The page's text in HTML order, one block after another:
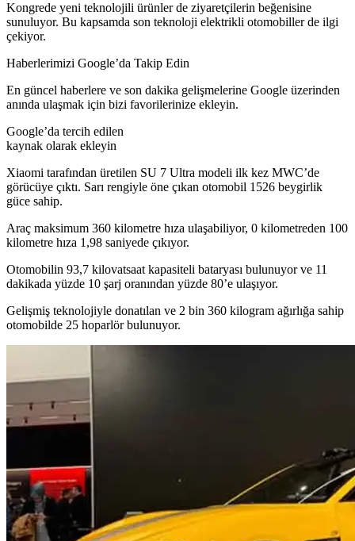
Kongrede yeni teknolojili ürünler de ziyaretçilerin beğenisine
sunuluyor. Bu kapsamda son teknoloji elektrikli otomobiller de ilgi
çekiyor.
Haberlerimizi Google’da Takip Edin
En güncel haberlere ve son dakika gelişmelerine Google üzerinden
anında ulaşmak için bizi favorilerinize ekleyin.
Google’da tercih edilen
kaynak olarak ekleyin
Xiaomi tarafından üretilen SU 7 Ultra modeli ilk kez MWC’de
görücüye çıktı. Sarı rengiyle öne çıkan otomobil 1526 beygirlik
güce sahip.
Araç maksimum 360 kilometre hıza ulaşabiliyor, 0 kilometreden 100
kilometre hıza 1,98 saniyede çıkıyor.
Otomobilin 93,7 kilovatsaat kapasiteli bataryası bulunuyor ve 11
dakikada yüzde 10 şarj oranından yüzde 80’e ulaşıyor.
Gelişmiş teknolojiyle donatılan ve 2 bin 360 kilogram ağırlığa sahip
otomobilde 25 hoparlör bulunuyor.